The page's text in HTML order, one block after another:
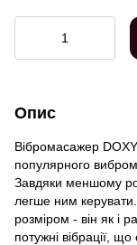
Опис
Вібромасажер
популярного
Завдяки меншому
легше ним
розміром - він як і
потужні вібрації,